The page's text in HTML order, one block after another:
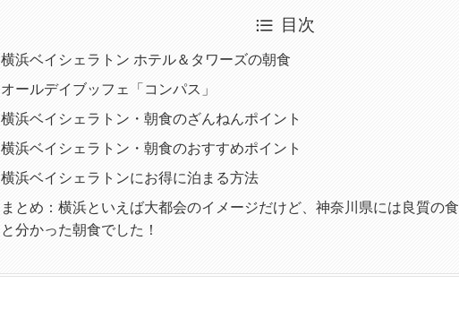
目次
横浜ベイシェラトン ホテル＆タワーズの朝食
オールデイブッフェ「コンパス」
横浜ベイシェラトン・朝食のざんねんポイント
横浜ベイシェラトン・朝食のおすすめポイント
横浜ベイシェラトンにお得に泊まる方法
まとめ：横浜といえば大都会のイメージだけど、神奈川県には良質の
と分かった朝食でした！